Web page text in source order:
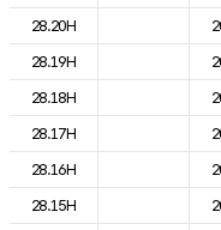
28.20H
28.19H
28.18H
28.17H
28.16H
28.15H